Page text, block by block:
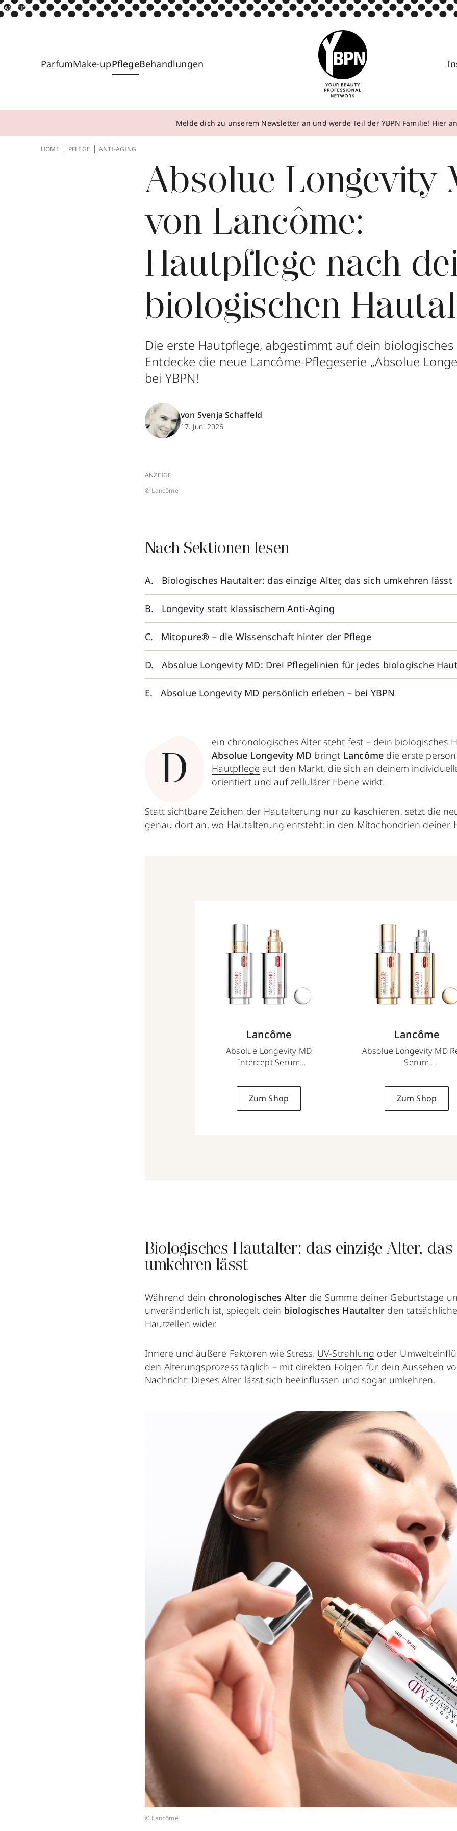
ANZEIGE
ParfumMake-upPflegeBehandlungen
Melde dich zu unserem Newsletter an und werde Teil der YBPN Familie! Hier
HOME PFLEGE ANTI-AGING
Absolue Longevity
von Lancôme:
Hautpflege nach
biologischen
Die erste Hautpflege, abgestimmt auf dein
Entdecke die neue Lancôme-Pflegeserie „Absolue
bei YBPN!
von Svenja Schaffeld
17. Juni 2026
ANZEIGE
© Lancôme
Nach Sektionen lesen
Biologisches Hautalter: das einzige Alter, das sich umkehren lässt
Longevity statt klassischem Anti-Aging
Mitopure® – die Wissenschaft hinter der Pflege
Absolue Longevity MD: Drei Pflegelinien für jedes biologische
Absolue Longevity MD persönlich erleben – bei YBPN
D
ein chronologisches Alter steht fest – dein biologisches
Absolue Longevity MD bringt Lancôme die erste
Hautpflege auf den Markt, die sich an deinem
orientiert und auf zellulärer Ebene wirkt.
Statt sichtbare Zeichen der Hautalterung nur zu kaschieren, setzt die
genau dort an, wo Hautalterung entsteht: in den Mitochondrien deiner
Lancôme
Absolue Longevity MD
Intercept Serum
Zum Shop
Lancôme
Absolue Longevity MD
Serum
Zum Shop
Biologisches Hautalter: das einzige Alter, das
umkehren lässt
Während dein chronologisches Alterdie Summe deiner Geburtstage
unveränderlich ist, spiegelt dein biologisches Hautalter den
Hautzellen wider.
Innere und äußere Faktoren wie Stress, UV-Strahlung oder
den Alterungsprozess täglich – mit direkten Folgen für dein Aussehen
Nachricht: Dieses Alter lässt sich beeinflussen und sogar umkehren.
© Lancôme